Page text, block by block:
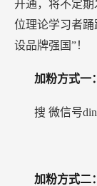
开通，将不定
位理论学习者
设品牌强国”！
加粉方式一：
搜 微信号
加粉方式二：